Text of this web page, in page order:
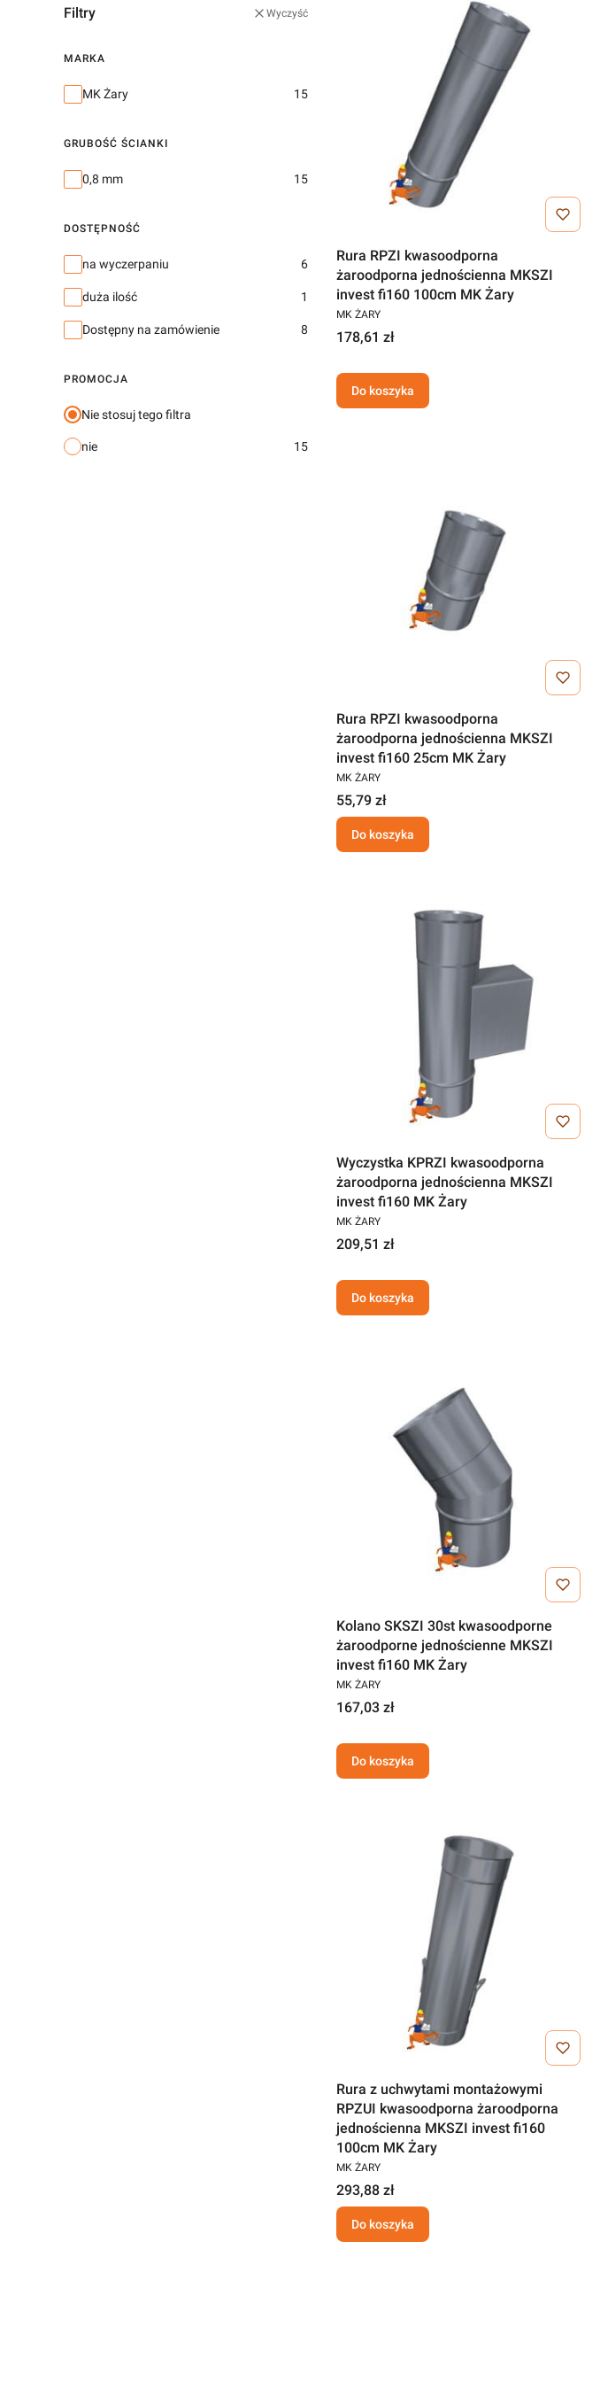
Filtry Wyczyść
MARKA
MarkaMK Żary 15
GRUBOŚĆ ŚCIANKI
Grubość ścianki
0,8 mm 15
DOSTĘPNOŚĆ
Dostępność
na wyczerpaniu 6
duża ilość 1
Dostępny na zamówienie 8
PROMOCJA
Nie stosuj tego filtra
nie 15
Rura RPZI kwasoodporna
żaroodporna jednościenna MKSZI
invest fi160 100cm MK Żary
MK ŻARY
178,61 zł
Do koszyka
Rura RPZI kwasoodporna
żaroodporna jednościenna MKSZI
invest fi160 25cm MK Żary
MK ŻARY
55,79 zł
Do koszyka
Wyczystka KPRZI kwasoodporna
żaroodporna jednościenna MKSZI
invest fi160 MK Żary
MK ŻARY
209,51 zł
Do koszyka
Kolano SKSZI 30st kwasoodporne
żaroodporne jednościenne MKSZI
invest fi160 MK Żary
MK ŻARY
167,03 zł
Do koszyka
Rura z uchwytami montażowymi
RPZUI kwasoodporna żaroodporna
jednościenna MKSZI invest fi160
100cm MK Żary
MK ŻARY
293,88 zł
Do koszyka